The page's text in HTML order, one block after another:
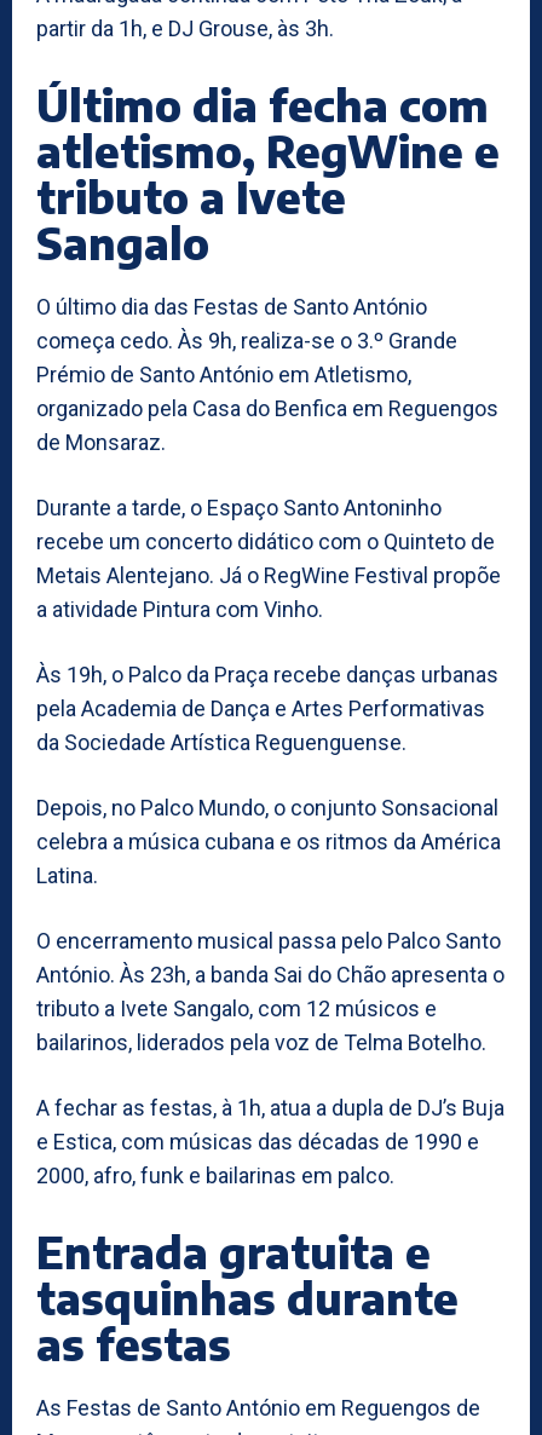
partir da 1h, e DJ Grouse, às 3h.
Último dia fecha com
atletismo, RegWine e
tributo a Ivete
Sangalo
O último dia das Festas de Santo António
começa cedo. Às 9h, realiza-se o 3.º Grande
Prémio de Santo António em Atletismo,
organizado pela Casa do Benfica em Reguengos
de Monsaraz.
Durante a tarde, o Espaço Santo Antoninho
recebe um concerto didático com o Quinteto de
Metais Alentejano. Já o RegWine Festival propõe
a atividade Pintura com Vinho.
Às 19h, o Palco da Praça recebe danças urbanas
pela Academia de Dança e Artes Performativas
da Sociedade Artística Reguenguense.
Depois, no Palco Mundo, o conjunto Sonsacional
celebra a música cubana e os ritmos da América
Latina.
O encerramento musical passa pelo Palco Santo
António. Às 23h, a banda Sai do Chão apresenta o
tributo a Ivete Sangalo, com 12 músicos e
bailarinos, liderados pela voz de Telma Botelho.
A fechar as festas, à 1h, atua a dupla de DJ’s Buja
e Estica, com músicas das décadas de 1990 e
2000, afro, funk e bailarinas em palco.
Entrada gratuita e
tasquinhas durante
as festas
As Festas de Santo António em Reguengos de